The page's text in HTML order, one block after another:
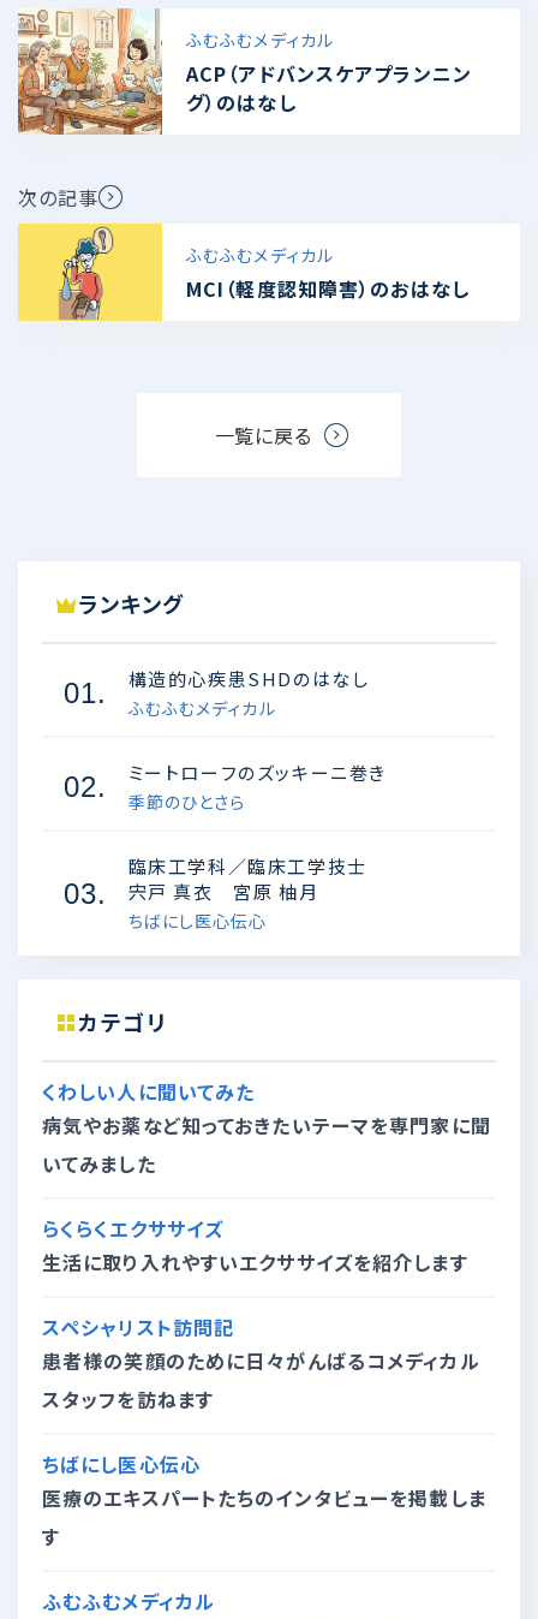
ふむふむメディカル
ACP（アドバンスケアプランニン
グ）のはなし
次の記事
ふむふむメディカル
MCI（軽度認知障害）のおはなし
一覧に戻る
ランキング
01. 構造的心疾患SHDのはなし
ふむふむメディカル
02. ミートローフのズッキーニ巻き
季節のひとさら
03.
臨床工学科／臨床工学技士
宍戸 真衣 宮原 柚月
ちばにし医心伝心
カテゴリ
くわしい人に聞いてみた
病気やお薬など知っておきたいテーマを専門家に聞
いてみました
らくらくエクササイズ
生活に取り入れやすいエクササイズを紹介します
スペシャリスト訪問記
患者様の笑顔のために日々がんばるコメディカル
スタッフを訪ねます
ちばにし医心伝心
医療のエキスパートたちのインタビューを掲載しま
す
ふむふむメディカル